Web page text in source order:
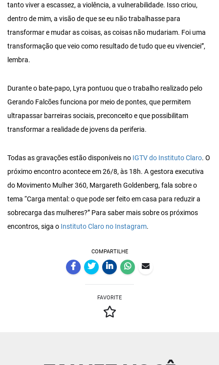
tanto viver a escassez, a violência, a vulnerabilidade. Isso criou,
dentro de mim, a visão de que se eu não trabalhasse para
transformar e mudar as coisas, as coisas não mudariam. Foi uma
transformação que veio como resultado de tudo que eu vivenciei”,
lembra.
Durante o bate-papo, Lyra pontuou que o trabalho realizado pelo
Gerando Falcões funciona por meio de pontes, que permitem
ultrapassar barreiras sociais, preconceito e que possibilitam
transformar a realidade de jovens da periferia.
Todas as gravações estão disponíveis no IGTV do Instituto Claro. O
próximo encontro acontece em 26/8, às 18h. A gestora executiva
do Movimento Mulher 360, Margareth Goldenberg, fala sobre o
tema “Carga mental: o que pode ser feito em casa para reduzir a
sobrecarga das mulheres?” Para saber mais sobre os próximos
encontros, siga o Instituto Claro no Instagram.
COMPARTILHE
FAVORITE